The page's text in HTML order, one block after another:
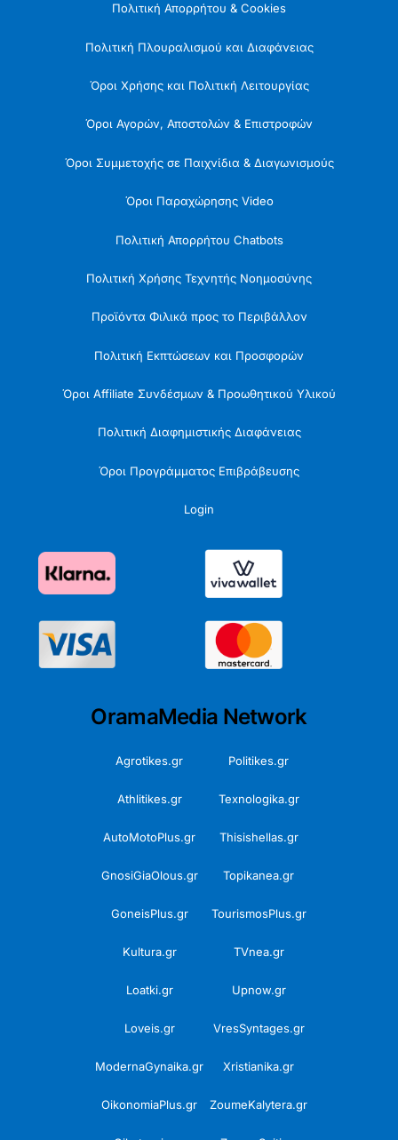
Πολιτική Απορρήτου & Cookies
Πολιτική Πλουραλισμού και Διαφάνειας
Όροι Χρήσης και Πολιτική Λειτουργίας
Όροι Αγορών, Αποστολών & Επιστροφών
Όροι Συμμετοχής σε Παιχνίδια & Διαγωνισμούς
Όροι Παραχώρησης Video
Πολιτική Απορρήτου Chatbots
Πολιτική Χρήσης Τεχνητής Νοημοσύνης
Προϊόντα Φιλικά προς το Περιβάλλον
Πολιτική Εκπτώσεων και Προσφορών
Όροι Affiliate Συνδέσμων & Προωθητικού Υλικού
Πολιτική Διαφημιστικής Διαφάνειας
Όροι Προγράμματος Επιβράβευσης
Login
OramaMedia Network
Agrotikes.gr Politikes.gr
Athlitikes.gr Texnologika.gr
AutoMotoPlus.gr Thisishellas.gr
GnosiGiaOlous.gr Topikanea.gr
GoneisPlus.gr TourismosPlus.gr
Kultura.gr TVnea.gr
Loatki.gr Upnow.gr
Loveis.gr VresSyntages.gr
ModernaGynaika.gr Xristianika.gr
OikonomiaPlus.gr ZoumeKalytera.gr